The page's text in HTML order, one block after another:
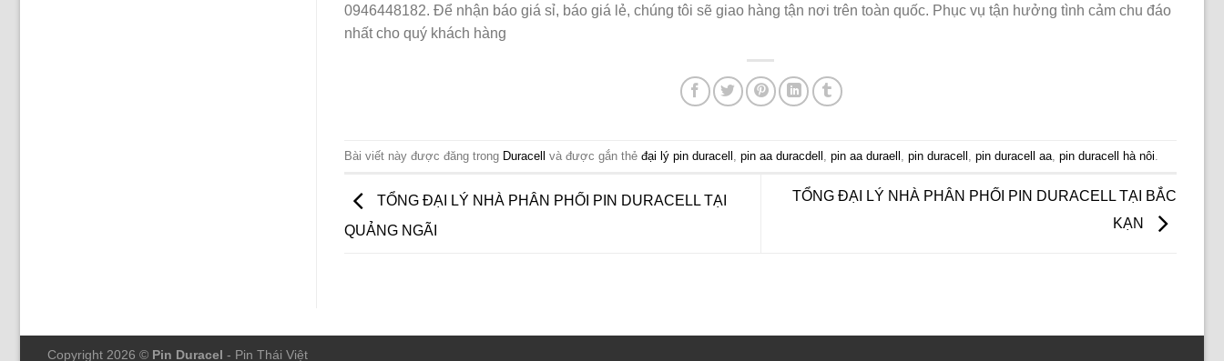
0946448182. Để nhận báo giá sỉ, báo giá lẻ, chúng tôi sẽ giao hàng tận nơi trên toàn quốc. Phục vụ tận hưởng tình cảm chu đáo
nhất cho quý khách hàng
Bài viết này được đăng trong Duracell và được gắn thẻ đại lý pin duracell pin aa duracdell pin aa duraell pin duracell pin duracell aa pin duracell hà nôi
TỔNG ĐẠI LÝ NHÀ PHÂN PHỐI PIN DURACELL TẠI
QUẢNG NGÃI
TỔNG ĐẠI LÝ NHÀ PHÂN PHỐI PIN DURACELL TẠI BẮC
KẠN
Copyright 2026 © Pin Duracel - Pin Thái Việt